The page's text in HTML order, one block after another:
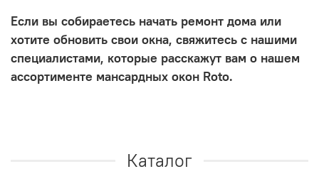
Если вы собираетесь начать ремонт дома или
хотите обновить свои окна, свяжитесь с нашими
специалистами, которые расскажут вам о нашем
ассортименте мансардных окон Roto.
Каталог